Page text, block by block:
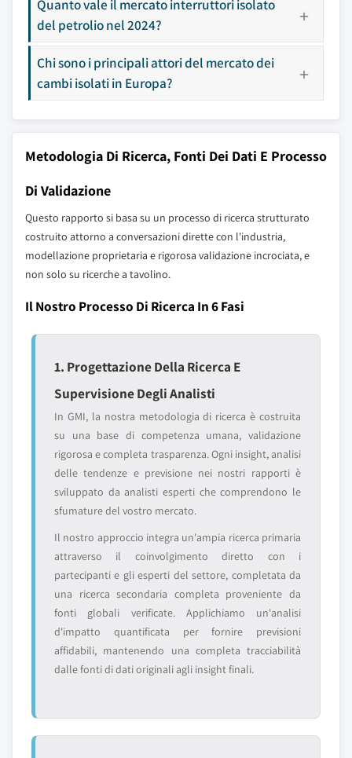
Quanto vale il mercato interruttori isolato
del petrolio nel 2024?
Chi sono i principali attori del mercato dei
cambi isolati in Europa?
Metodologia Di Ricerca, Fonti Dei Dati E Processo
Di Validazione
Questo rapporto si basa su un processo di ricerca strutturato
costruito attorno a conversazioni dirette con l'industria,
modellazione proprietaria e rigorosa validazione incrociata, e
non solo su ricerche a tavolino.
Il Nostro Processo Di Ricerca In 6 Fasi
1. Progettazione Della Ricerca E
Supervisione Degli Analisti
In GMI, la nostra metodologia di ricerca è costruita
su una base di competenza umana, validazione
rigorosa e completa trasparenza. Ogni insight, analisi
delle tendenze e previsione nei nostri rapporti è
sviluppato da analisti esperti che comprendono le
sfumature del vostro mercato.
Il nostro approccio integra un'ampia ricerca primaria
attraverso il coinvolgimento diretto con i
partecipanti e gli esperti del settore, completata da
una ricerca secondaria completa proveniente da
fonti globali verificate. Applichiamo un'analisi
d'impatto quantificata per fornire previsioni
affidabili, mantenendo una completa tracciabilità
dalle fonti di dati originali agli insight finali.